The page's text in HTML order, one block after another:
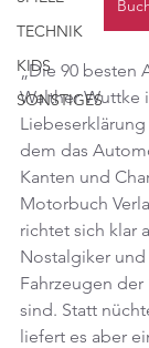
TECHNIK
KIDS
SONSTIGES
„Die 90 besten
Walther Wuttke
dem das
Kanten und
Motorbuch
richtet sich klar
Nostalgiker
Fahrzeugen der
sind. Statt
liefert es aber